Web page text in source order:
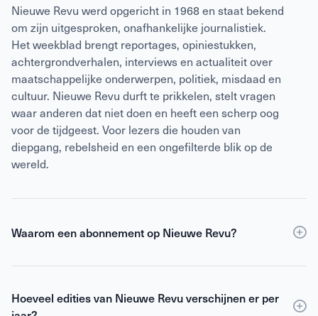
Nieuwe Revu werd opgericht in 1968 en staat bekend
om zijn uitgesproken, onafhankelijke journalistiek.
Het weekblad brengt reportages, opiniestukken,
achtergrondverhalen, interviews en actualiteit over
maatschappelijke onderwerpen, politiek, misdaad en
cultuur. Nieuwe Revu durft te prikkelen, stelt vragen
waar anderen dat niet doen en heeft een scherp oog
voor de tijdgeest. Voor lezers die houden van
diepgang, rebelsheid en een ongefilterde blik op de
wereld.
Waarom een abonnement op Nieuwe Revu?
Eenabonnementop Nieuwe Revu is voordeliger dan
scherpe journalistiek en digitale edities. Je ontvangt
Hoeveel edities van Nieuwe Revu verschijnen er per